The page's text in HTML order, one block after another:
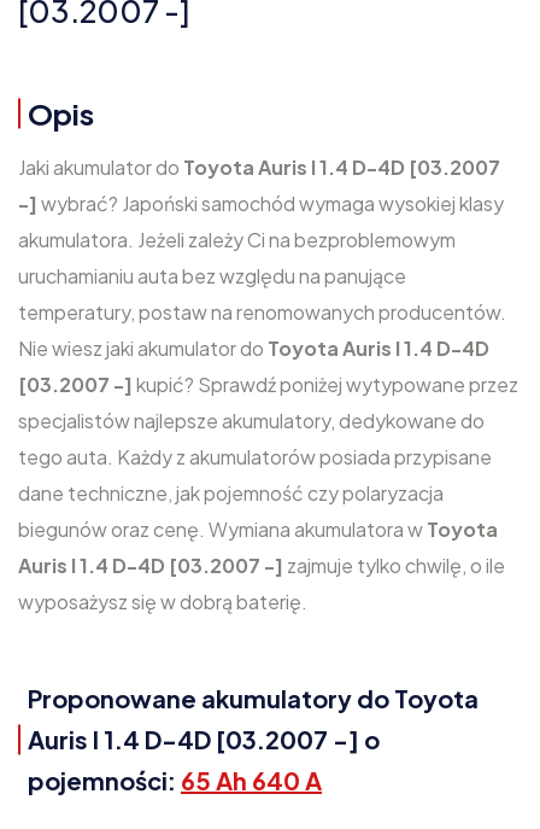
[03.2007 -]
Opis
Jaki akumulator do Toyota Auris I 1.4 D-4D [03.2007
-] wybrać? Japoński samochód wymaga wysokiej klasy
akumulatora. Jeżeli zależy Ci na bezproblemowym
uruchamianiu auta bez względu na panujące
temperatury, postaw na renomowanych producentów.
Nie wiesz jaki akumulator do Toyota Auris I 1.4 D-4D
[03.2007 -] kupić? Sprawdź poniżej wytypowane przez
specjalistów najlepsze akumulatory, dedykowane do
tego auta. Każdy z akumulatorów posiada przypisane
dane techniczne, jak pojemność czy polaryzacja
biegunów oraz cenę. Wymiana akumulatora wToyota
Auris I 1.4 D-4D [03.2007 -] zajmuje tylko chwilę, o ile
wyposażysz się w dobrą baterię.
Proponowane akumulatory do Toyota
Auris I 1.4 D-4D [03.2007 -] o
pojemności: 65 Ah 640 A